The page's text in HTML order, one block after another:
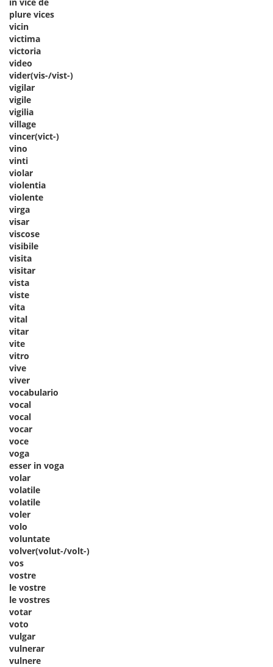
plure vices
vicin
victima
victoria
video
vider(vis-/vist-)
vigilar
vigile
vigilia
village
vincer(vict-)
vino
vinti
violar
violentia
violente
virga
visar
viscose
visibile
visita
visitar
vista
viste
vita
vital
vitar
vite
vitro
vive
viver
vocabulario
vocal
vocal
vocar
voce
voga
esser in voga
volar
volatile
volatile
voler
volo
voluntate
volver(volut-/volt-)
vos
vostre
le vostre
le vostres
votar
voto
vulgar
vulnerar
vulnere